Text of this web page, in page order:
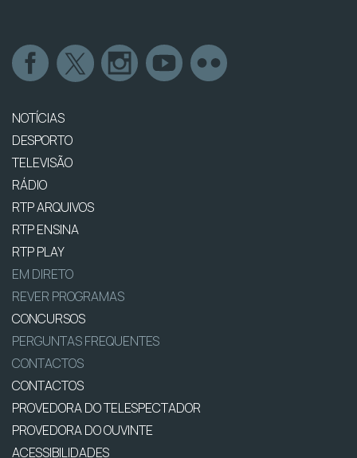
NOTÍCIAS
DESPORTO
TELEVISÃO
RÁDIO
RTP ARQUIVOS
RTP ENSINA
RTP PLAY
EM DIRETO
REVER PROGRAMAS
CONCURSOS
PERGUNTAS FREQUENTES
CONTACTOS
CONTACTOS
PROVEDORA DO TELESPECTADOR
PROVEDORA DO OUVINTE
ACESSIBILIDADES